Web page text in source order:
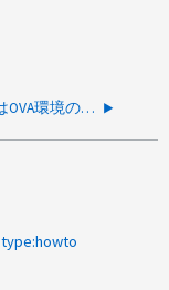
LinuxまたはOVA環境のAIQUMでルートパーティションとデータパーティションの使用済みスペースを確認する方法
type:howto